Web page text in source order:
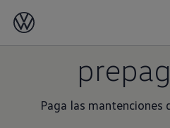
Paga las